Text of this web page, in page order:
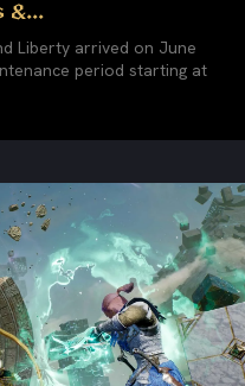
&...
Liberty arrived on June
period starting at